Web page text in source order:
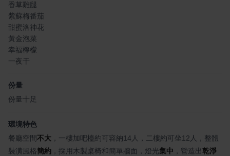
香草雞腿
紫蘇梅番茄
甜蜜洛神花
黃金泡菜
幸福檸檬
一夜干
份量
份量十足
環境特色
餐廳空間不大 ，一樓加吧檯約可容納14人，二樓約可坐12人，整體
裝潢風格簡約 ，採用木製桌椅和簡單牆面，燈光集中 ，營造出乾淨